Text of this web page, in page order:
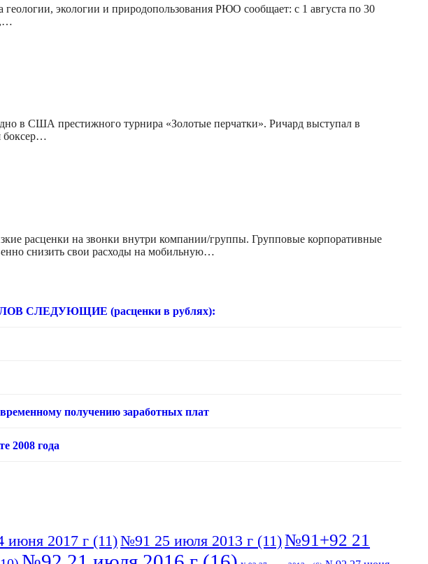
экологии и природопользования РЮО сообщает: с 1 августа по 30
в США престижного турнира «Золотые перчатки». Ричард выступал в
боксер…
расценки на звонки внутри компании/группы. Групповые корпоративные
снизить свои расходы на мобильную…
(расценки в рублях):
получению заработных плат
2008 года
июня 2017 г (11)№91 25 июля 2013 г (11)№91+92 21